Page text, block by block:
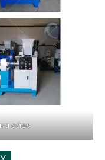
cães